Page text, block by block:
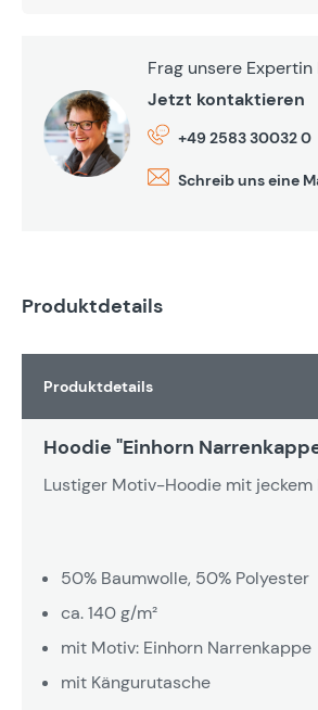
Frag unsere
Jetzt kontaktieren
+49 2583 30032 0
Schreib uns eine
Produktdetails
Produktdetails
Hoodie "Einhorn
Lustiger Motiv-Hoodie mit jeckem
50% Baumwolle, 50% Polyester
ca. 140 g/m²
mit Motiv: Einhorn Narrenkappe
mit Kängurutasche